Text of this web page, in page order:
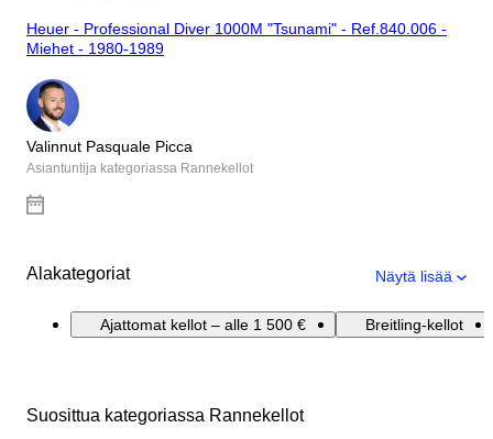
Heuer - Professional Diver 1000M "Tsunami" - Ref.840.006 -
Miehet - 1980-1989
Valinnut Pasquale Picca
Asiantuntija kategoriassa Rannekellot
Alakategoriat Näytä lisää
Ajattomat kellot – alle 1 500 € Breitling-kellot
Suosittua kategoriassa Rannekellot